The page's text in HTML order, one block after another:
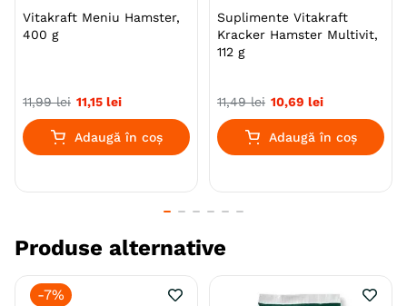
Vitakraft Meniu Hamster,
400 g
11,99 lei 11,15 lei
Adaugă în coș
Suplimente Vitakraft
Kracker Hamster Multivit,
112 g
11,49 lei 10,69 lei
Adaugă în coș
Produse alternative
-7%